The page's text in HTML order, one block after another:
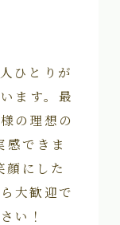
ひとりが
ます。最
の理想の
感できま
顔にした
大歓迎で
い！